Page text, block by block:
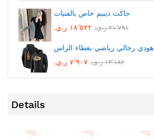
جاكت دينيم خاص بالفتيات
١٨٬٥٢٢ ر.ي.‏
٢١٬٧٩١ ر.ي.‏
هودي رجالي رياضي بغطاء الراس
٧٬٩٠٧ ر.ي.‏
١٣٬١٨٢ ر.ي.‏
Details